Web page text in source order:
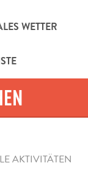
WETTER
AKTIVITÄTEN
auf zwei
angebaut